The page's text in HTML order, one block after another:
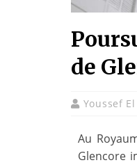
de
Youssef
Au
Glencore